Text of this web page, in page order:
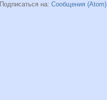
Подписаться на: Сообщения (Atom)